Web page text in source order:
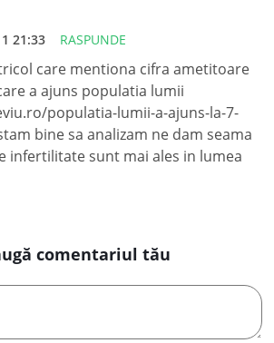
21:33 RASPUNDE
care mentiona cifra ametitoare
a ajuns populatia lumii
populatia-lumii-a-ajuns-la-7-
bine sa analizam ne dam seama
infertilitate sunt mai ales in lumea
comentariul tău